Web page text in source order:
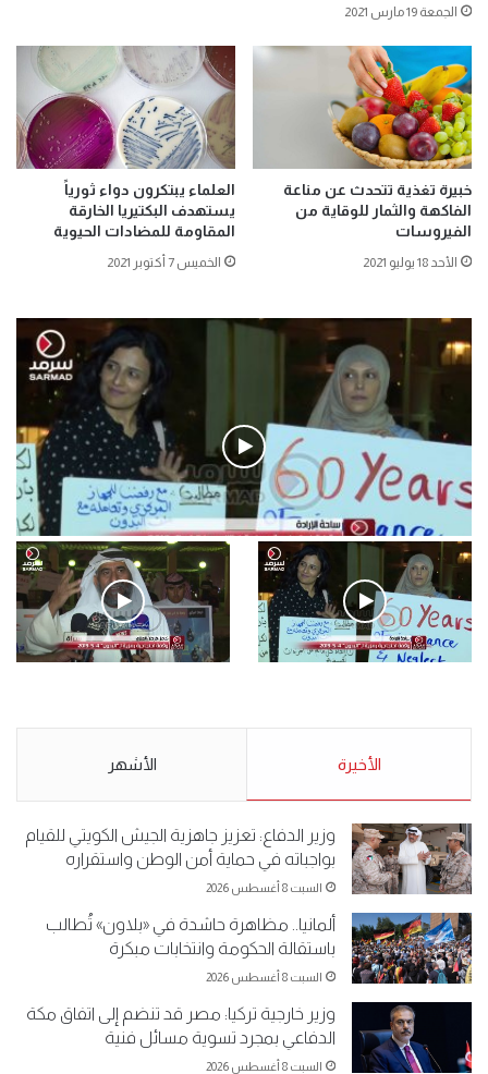
الجمعة 19 مارس 2021
خبيرة تغذية تتحدث عن مناعة
الفاكهة والثمار للوقاية من
الفيروسات
الأحد 18 يوليو 2021
العلماء يبتكرون دواء ثورياً
يستهدف البكتيريا الخارقة
المقاومة للمضادات الحيوية
الخميس 7 أكتوبر 2021
فيديو
.وقفة احتجاجية رمزية لـ”#البدون” في ساحة الإرادة 4-5-2019.
الأحد 5 مايو 2019
5-2019.
نبيع مخدرات يعني ولا خمر؟!.
الأخيرة الأشهر
وزير الدفاع: تعزيز جاهزية الجيش الكويتي للقيام
بواجباته في حماية أمن الوطن واستقراره
السبت 8 أغسطس 2026
ألمانيا.. مظاهرة حاشدة في «بلاون» تُطالب
باستقالة الحكومة وانتخابات مبكرة
السبت 8 أغسطس 2026
وزير خارجية تركيا: مصر قد تنضم إلى اتفاق مكة
الدفاعي بمجرد تسوية مسائل فنية
السبت 8 أغسطس 2026